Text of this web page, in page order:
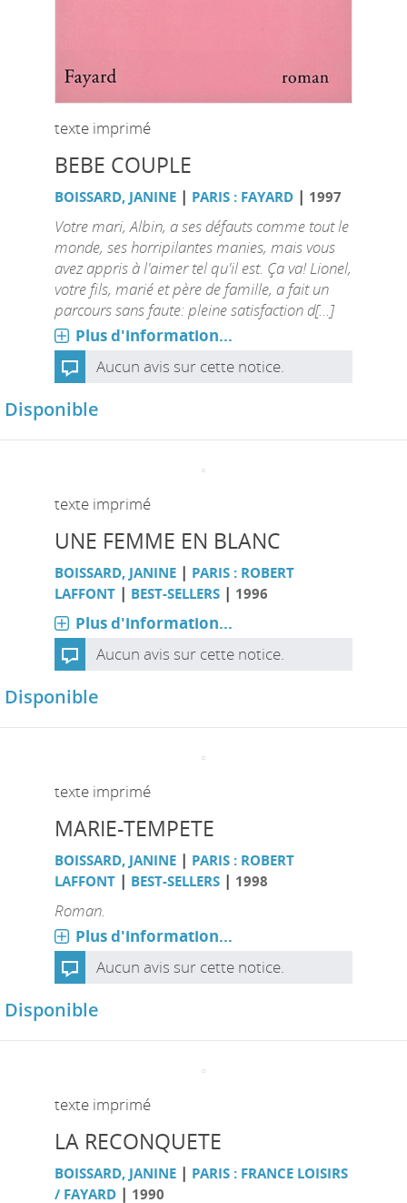
texte imprimé
BEBE COUPLE
BOISSARD, JANINE | PARIS : FAYARD| 1997
Votre mari, Albin, a ses défauts comme tout le
monde, ses horripilantes manies, mais vous
avez appris à l'aimer tel qu'il est. Ça va! Lionel,
votre fils, marié et père de famille, a fait un
parcours sans faute: pleine satisfaction d[...]
Plus d'information...
Aucun avis sur cette notice.
Disponible
texte imprimé
UNE FEMME EN BLANC
BOISSARD, JANINE | PARIS : ROBERT
LAFFONT| BEST-SELLERS| 1996
Plus d'information...
Aucun avis sur cette notice.
Disponible
texte imprimé
MARIE-TEMPETE
BOISSARD, JANINE | PARIS : ROBERT
LAFFONT| BEST-SELLERS| 1998
Roman.
Plus d'information...
Aucun avis sur cette notice.
Disponible
texte imprimé
LA RECONQUETE
BOISSARD, JANINE | PARIS : FRANCE LOISIRS
/ FAYARD| 1990